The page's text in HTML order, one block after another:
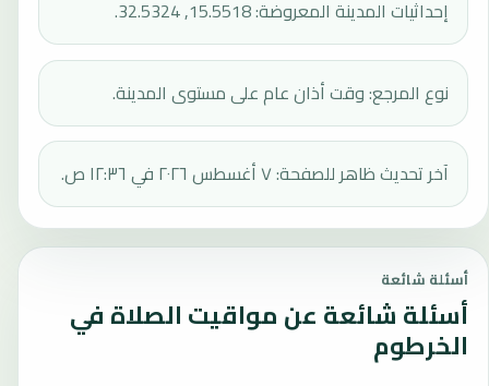
إحداثيات المدينة المعروضة: 15.5518, 32.5324.
نوع المرجع: وقت أذان عام على مستوى المدينة.
آخر تحديث ظاهر للصفحة: ٧ أغسطس ٢٠٢٦ في ١٢:٣٦ ص.
أسئلة شائعة
أسئلة شائعة عن مواقيت الصلاة في
الخرطوم